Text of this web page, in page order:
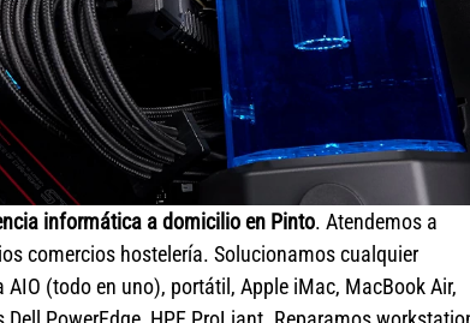
informática a domicilio en Pinto. Atendemos a
comercios hostelería. Solucionamos cualquier
(todo en uno), portátil, Apple iMac, MacBook Air,